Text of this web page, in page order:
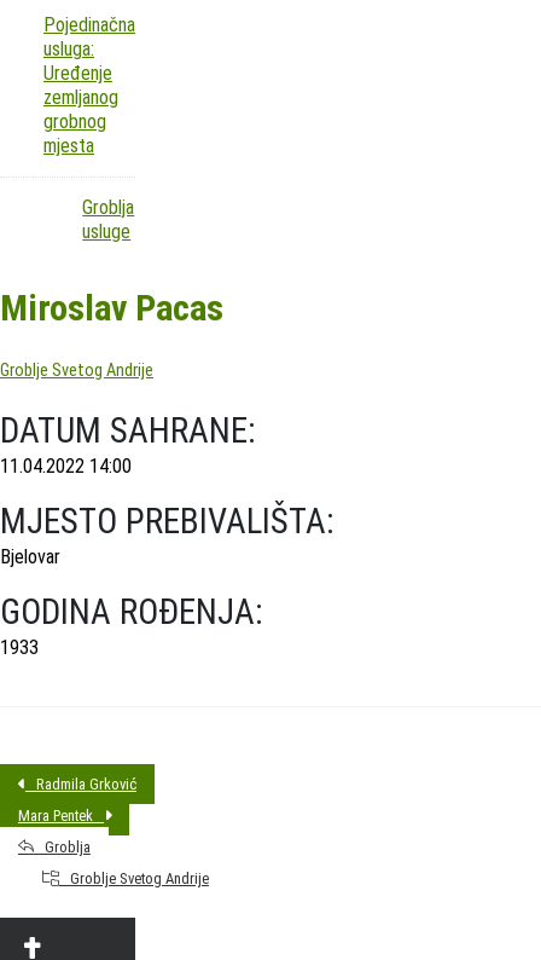
Pojedinačna
usluga:
Uređenje
zemljanog
grobnog
mjesta
Groblja
usluge
Miroslav Pacas
Groblje Svetog Andrije
DATUM SAHRANE:
11.04.2022 14:00
MJESTO PREBIVALIŠTA:
Bjelovar
GODINA ROĐENJA:
1933
Radmila Grković
Mara Pentek
Groblja
Groblje Svetog Andrije